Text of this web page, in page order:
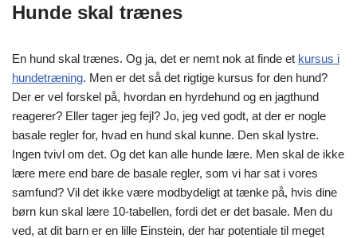
Hunde skal trænes
En hund skal trænes. Og ja, det er nemt nok at finde et kursus i
hundetræning. Men er det så det rigtige kursus for den hund?
Der er vel forskel på, hvordan en hyrdehund og en jagthund
reagerer? Eller tager jeg fejl? Jo, jeg ved godt, at der er nogle
basale regler for, hvad en hund skal kunne. Den skal lystre.
Ingen tvivl om det. Og det kan alle hunde lære. Men skal de ikke
lære mere end bare de basale regler, som vi har sat i vores
samfund? Vil det ikke være modbydeligt at tænke på, hvis dine
børn kun skal lære 10-tabellen, fordi det er det basale. Men du
ved, at dit barn er en lille Einstein, der har potentiale til meget